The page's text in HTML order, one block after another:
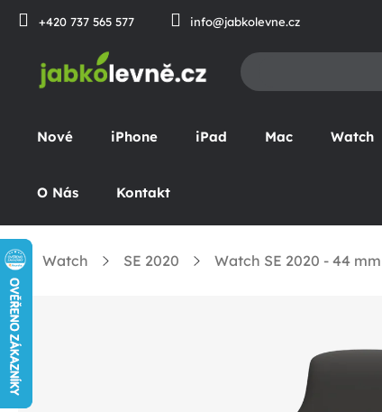
Přejít
+420 737 565 577 info@jabkolevne.cz
Nové iPhone iPad Mac Watch
O Nás Kontakt
Domů Watch SE 2020 Watch SE 2020 - 44 mm